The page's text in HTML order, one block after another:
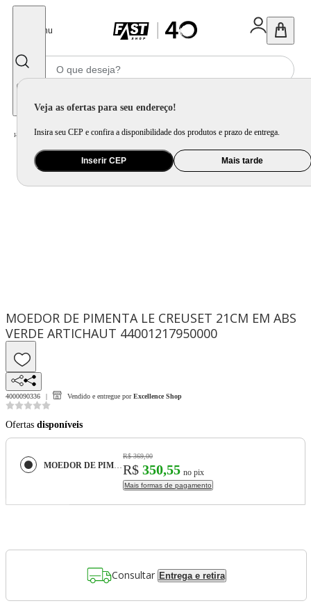
Menu
Veja as ofertas para seu endereço!
Insira seu CEP e confira a disponibilidade dos produtos e prazo de entrega.
Inserir CEP Mais tarde
Home Utilidade Doméstica Mesa / Utensílio de Mesa
MOEDOR DE PIMENTA LE CREUSET 21CM EM ABS
VERDE ARTICHAUT 44001217950000
4000090336 Vendido e entregue por Excellence Shop
Ofertas disponíveis
MOEDOR DE PIMENTA LE CREUSET 21CM EM ABS VERDE ARTICHAUT 44001217950000
R$ 369,00
R$ 350,55 no pix
Mais formas de pagamento
Consultar Entrega e retira